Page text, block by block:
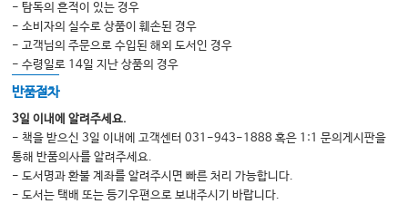
- 탐독의 흔적이 있는 경우
- 소비자의 실수로 상품이 훼손된 경우
- 고객님의 주문으로 수입된 해외 도서인 경우
- 수령일로 14일 지난 상품의 경우
반품절차
3일 이내에 알려주세요.
- 책을 받으신 3일 이내에 고객센터 031-943-1888 혹은 1:1 문의게시판을
통해 반품의사를 알려주세요.
- 도서명과 환불 계좌를 알려주시면 빠른 처리 가능합니다.
- 도서는 택배 또는 등기우편으로 보내주시기 바랍니다.